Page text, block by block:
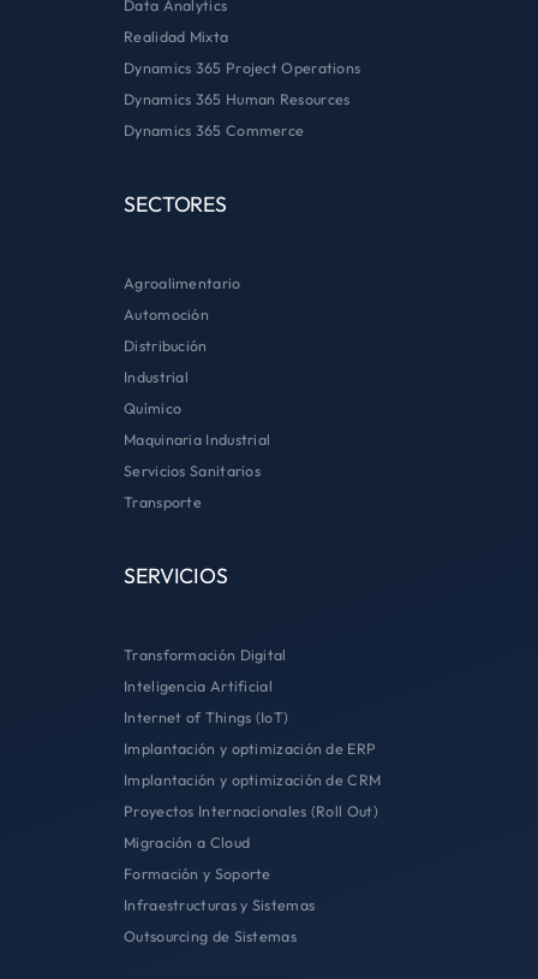
Data Analytics
Realidad Mixta
Dynamics 365 Project Operations
Dynamics 365 Human Resources
Dynamics 365 Commerce
SECTORES
Agroalimentario
Automoción
Distribución
Industrial
Químico
Maquinaria Industrial
Servicios Sanitarios
Transporte
SERVICIOS
Transformación Digital
Inteligencia Artificial
Internet of Things (IoT)
Implantación y optimización de ERP
Implantación y optimización de CRM
Proyectos Internacionales (Roll Out)
Migración a Cloud
Formación y Soporte
Infraestructuras y Sistemas
Outsourcing de Sistemas